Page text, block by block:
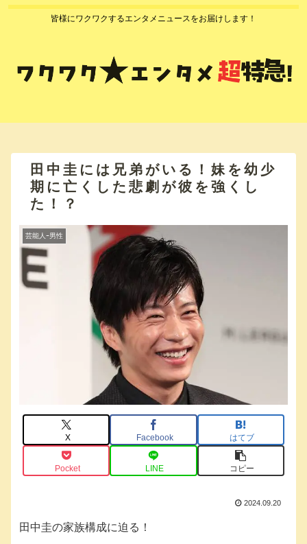
皆様にワクワクするエンタメニュースをお届けします！
田中圭には兄弟がいる！妹を幼少
期に亡くした悲劇が彼を強くし
た！？
芸能人ｰ男性
X Facebook はてブ
Pocket LINE コピー
2024.09.20
田中圭の家族構成に迫る！